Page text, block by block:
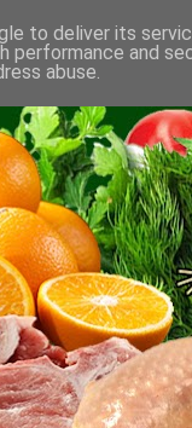
to deliver its
performance and
abuse.